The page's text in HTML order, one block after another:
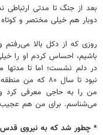
بعد از جنگ تا مدتی
دوبار هم خیلی مختصر و
روزی که از دکل بالا می‌رفتم
باشیم، احساس کردم او را
در دلم نشست؛ اما تا مدتها
نبود تا سال ۸۰
من را به حاجی معرفی کرد
می‌شناسم. برای من هم عجیب
* چطور شد که به نیروی قدس